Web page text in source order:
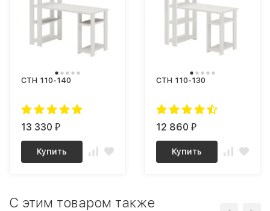
СТН 110-140
13 330 ₽
Купить
СТН 110-130
12 860 ₽
Купить
C этим товаром также